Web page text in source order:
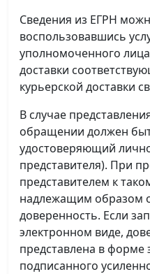
Сведения из ЕГРН
воспользовавшись
уполномоченного
доставки
курьерской доставки
В случае
обращении должен
удостоверяющий
представителя). При
представителем к
надлежащим образом
доверенность. Если
электронном виде,
представлена в форме
подписанного